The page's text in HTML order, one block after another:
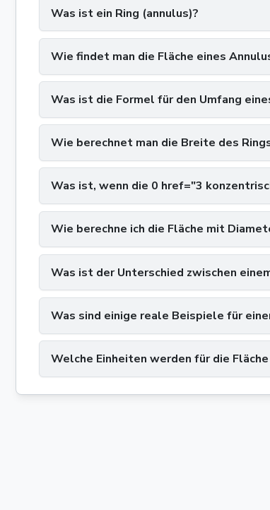
Was ist ein Ring (annulus)?
Wie findet man die Fläche eines
Was ist die Formel für den Umfang
Wie berechnet man die Breite des
Was ist, wenn die 0 href="3
Wie berechne ich die Fläche mit
Was ist der Unterschied zwischen
Was sind einige reale Beispiele für
Welche Einheiten werden für die